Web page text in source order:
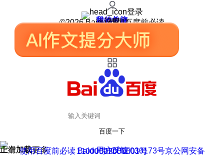
登录
我的关注
我的收藏
皮肤中心
用户反馈
设置
©2026 Baidu 使用百度前必读
百度一下
正在加载
上滑加载更多 用户反馈
使用百度前必读 Baidu 京ICP证030173号
京公网安备11000002000001号